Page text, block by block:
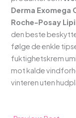
Derma Exomega
Roche-Posay
den beste
følge de enkle
fuktighetskrem
mot kalde
vinteren uten